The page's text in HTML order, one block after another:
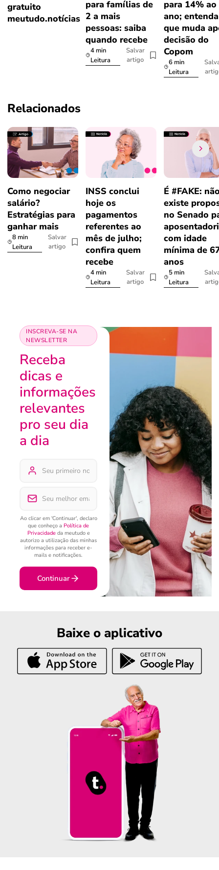
gratuito
meutudo.notícias
para famílias de
2 a mais
pessoas: saiba
quando recebe
4 min
Leitura
Salvar
artigo
para 14% ao
ano;
que muda
decisão do
Copom
6 min
Leitura
Relacionados
Como negociar
salário?
Estratégias para
ganhar mais
8 min
Leitura
Salvar
artigo
INSS conclui
hoje os
pagamentos
referentes ao
mês de julho;
confira quem
recebe
4 min
Leitura
Salvar
artigo
É #FAKE:
existe
no Senado
com idade
mínima de
anos
5 min
Leitura
INSCREVA-SE NA
NEWSLETTER
Receba
dicas e
informações
relevantes
pro seu dia
a dia
Ao clicar em 'Continuar', declaro
que conheço a Política de
Privacidadeda meutudo e
autorizo a utilização das minhas
informações para receber e-
mails e notificações.
Continuar
Baixe o aplicativo